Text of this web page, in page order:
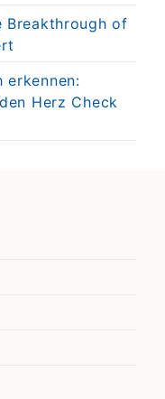
Breakthrough of
erkennen:
Herz Check